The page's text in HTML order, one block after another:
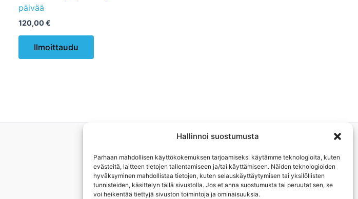
Hallinnoi suostumusta
Parhaan mahdollisen käyttökokemuksen tarjoamiseksi käytämme teknologioita, kuten
evästeitä, laitteen tietojen tallentamiseen ja/tai käyttämiseen. Näiden teknologioiden
hyväksyminen mahdollistaa tietojen, kuten selauskäyttäytymisen tai yksilöllisten
tunnisteiden, käsittelyn tällä sivustolla. Jos et anna suostumusta tai peruutat sen, se
voi heikentää tiettyjä sivuston toimintoja ja ominaisuuksia.
päivää
120,00€
Ilmoittaudu